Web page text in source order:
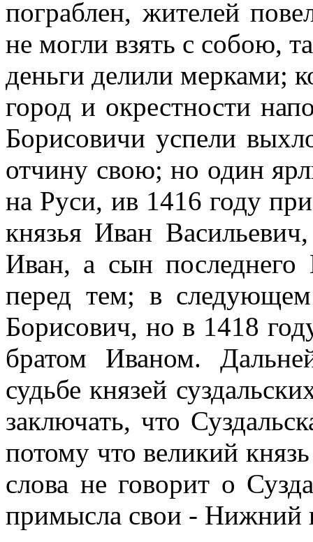
пограблен, жителей
не могли взять с собою,
деньги делили мерками;
город и окрестности
Борисовичи успели
отчину свою; но один
на Руси, ив 1416 году
князья Иван
Иван, а сын последнего
перед тем; в
Борисович, но в 1418
братом Иваном.
судьбе князей
заключать, что
потому что великий
слова не говорит о
примысла свои -